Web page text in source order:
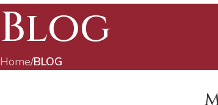
Blog
Home/BLOG